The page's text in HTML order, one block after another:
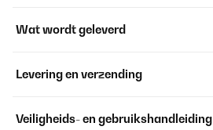
Wat wordt geleverd
Levering en verzending
Veiligheids- en gebruikshandleiding